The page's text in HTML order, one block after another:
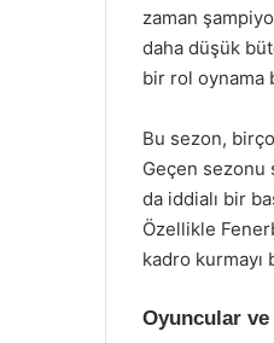
zaman
daha düşük
bir rol oynama
Bu sezon,
Geçen sezonu
da iddialı bir
Özellikle
kadro kurmayı
Oyuncular